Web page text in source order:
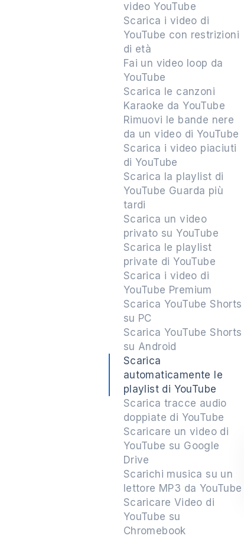
video YouTube
Scarica i video di
YouTube con restrizioni
di età
Fai un video loop da
YouTube
Scarica le canzoni
Karaoke da YouTube
Rimuovi le bande nere
da un video di YouTube
Scarica i video piaciuti
di YouTube
Scarica la playlist di
YouTube Guarda più
tardi
Scarica un video
privato su YouTube
Scarica le playlist
private di YouTube
Scarica i video di
YouTube Premium
Scarica YouTube Shorts
su PC
Scarica YouTube Shorts
su Android
Scarica
automaticamente le
playlist di YouTube
Scarica tracce audio
doppiate di YouTube
Scaricare un video di
YouTube su Google
Drive
Scarichi musica su un
lettore MP3 da YouTube
Scaricare Video di
YouTube su
Chromebook